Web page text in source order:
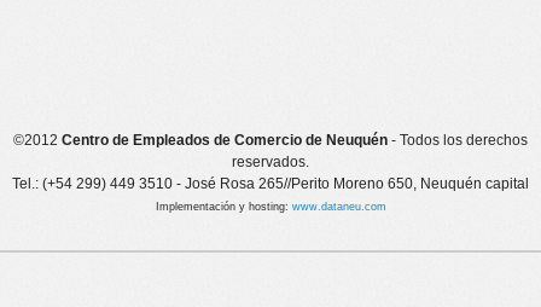
©2012 Centro de Empleados de Comercio de Neuquén - Todos los derechos
reservados.
Tel.: (+54 299) 449 3510 - José Rosa 265//Perito Moreno 650, Neuquén capital
Implementación y hosting: www.dataneu.com